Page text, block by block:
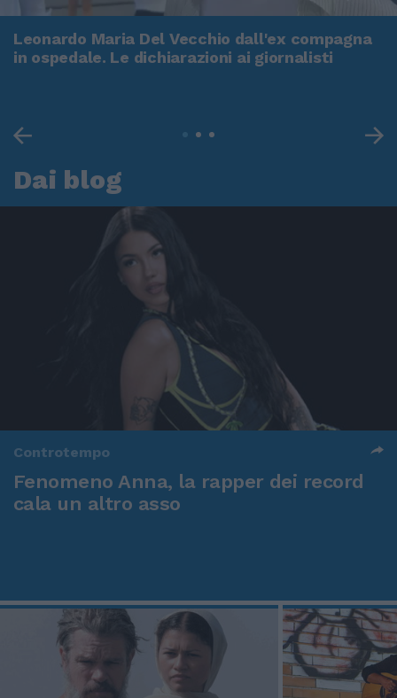
Leonardo Maria Del Vecchio dall'ex compagna
in ospedale. Le dichiarazioni ai giornalisti
Dai blog
Controtempo
Fenomeno Anna, la rapper dei record
cala un altro asso